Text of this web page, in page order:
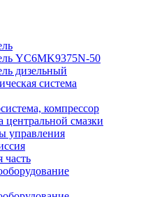
YC6MK9375N-50
дизельный
система
компрессор
центральной смазки
управления
часть